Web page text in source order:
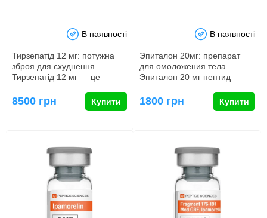
В наявності
Тирзепатід 12 мг: потужна
зброя для схуднення
Тирзепатід 12 мг — це
8500 грн Купити
В наявності
Эпиталон 20мг: препарат
для омоложения тела
Эпиталон 20 мг пептид —
1800 грн Купити